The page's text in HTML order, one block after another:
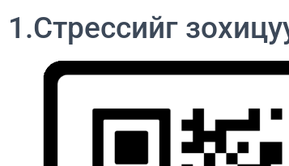
1.Стрессийг